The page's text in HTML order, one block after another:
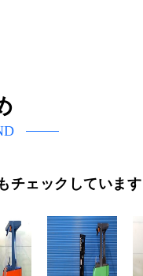
チェックしています